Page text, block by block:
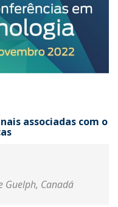
associadas com o
Guelph, Canadá